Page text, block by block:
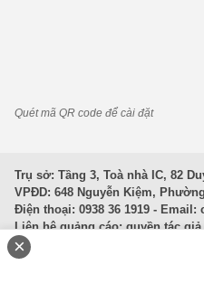
Quét mã QR code để cài đặt
Trụ sở: Tầng 3, Toà nhà IC, 82
VPĐD: 648 Nguyễn Kiệm,
Điện thoại: 0938 36 1919 - Email:
Liên hệ quảng cáo; quyền tác
Văn Bản Pháp Luật
×